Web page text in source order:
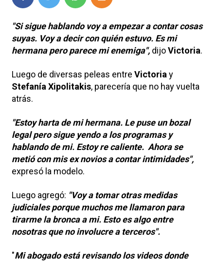
"Si sigue hablando voy a empezar a contar cosas
suyas. Voy a decir con quién estuvo. Es mi
hermana pero parece mi enemiga", dijoVictoria.
Luego de diversas peleas entre Victoria y
Stefanía Xipolitakis, parecería que no hay vuelta
atrás.
"Estoy harta de mi hermana. Le puse un bozal
legal pero sigue yendo a los programas y
hablando de mi. Estoy re caliente. Ahora se
metió con mis ex novios a contar intimidades",
expresó la modelo.
Luego agregó: "Voy a tomar otras medidas
judiciales porque muchos me llamaron para
tirarme la bronca a mi. Esto es algo entre
nosotras que no involucre a terceros".
"Mi abogado está revisando los videos donde